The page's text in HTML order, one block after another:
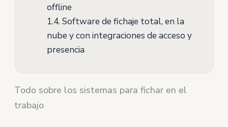
offline
1.4.Software de fichaje total, en la
nube y con integraciones de acceso y
presencia
Todo sobre los sistemas para fichar en el
trabajo